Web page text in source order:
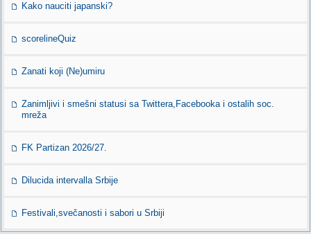
Kako nauciti japanski?
scorelineQuiz
Zanati koji (Ne)umiru
Zanimljivi i smešni statusi sa Twittera,Facebooka i ostalih soc.
mreža
FK Partizan 2026/27.
Dilucida intervalla Srbije
Festivali,svečanosti i sabori u Srbiji